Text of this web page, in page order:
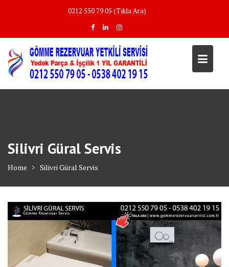
0212 550 79 05 (Tıkla Ara)
Silivri Güral Servis
Home Silivri Güral Servis